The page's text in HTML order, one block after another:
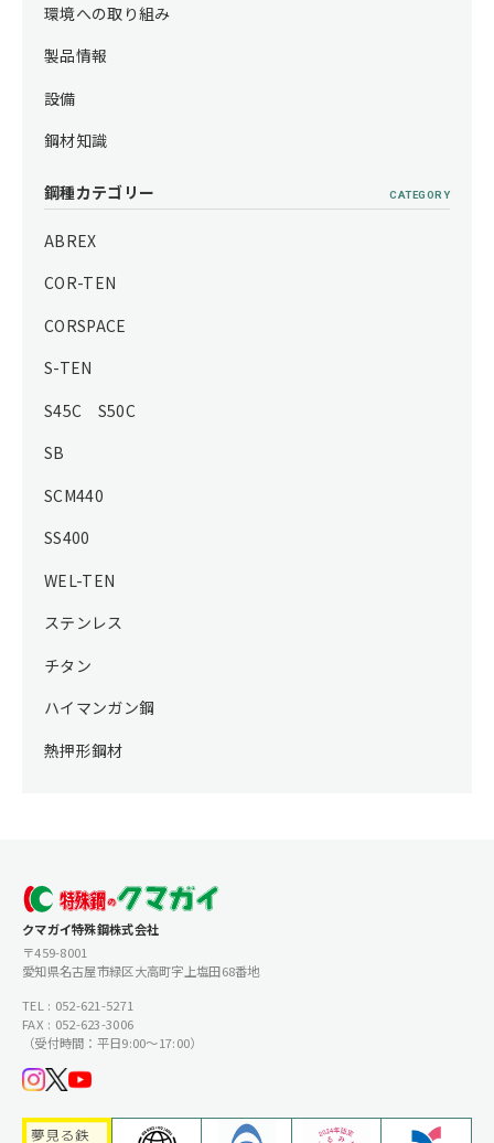
環境への取り組み
製品情報
設備
鋼材知識
鋼種カテゴリー CATEGORY
ABREX
COR-TEN
CORSPACE
S-TEN
S45C S50C
SB
SCM440
SS400
WEL-TEN
ステンレス
チタン
ハイマンガン鋼
熱押形鋼材
クマガイ特殊鋼株式会社
〒459-8001
愛知県名古屋市緑区大高町字上塩田68番地
TEL : 052-621-5271
FAX : 052-623-3006
（受付時間：平日9:00〜17:00）